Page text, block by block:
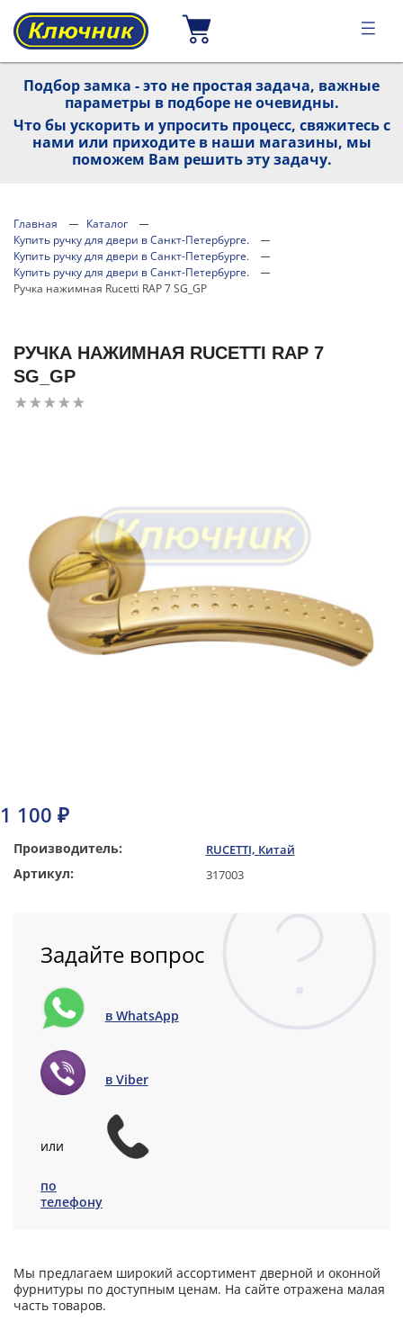
Подбор замка - это не простая задача, важные
параметры в подборе не очевидны.
Что бы ускорить и упросить процесс, свяжитесь с
нами или приходите в наши магазины, мы
поможем Вам решить эту задачу.
Главная
Каталог
Купить ручку для двери в Санкт-Петербурге.
Купить ручку для двери в Санкт-Петербурге.
Купить ручку для двери в Санкт-Петербурге.
Ручка нажимная Rucetti RAP 7 SG_GP
РУЧКА НАЖИМНАЯ RUCETTI RAP 7
SG_GP
Производитель: RUCETTI, Китай
Артикул: 317003
1 100 ₽
Задайте вопрос
в WhatsApp
в Viber
или
по
телефону
Мы предлагаем широкий ассортимент дверной и оконной
фурнитуры по доступным ценам. На сайте отражена малая
часть товаров.